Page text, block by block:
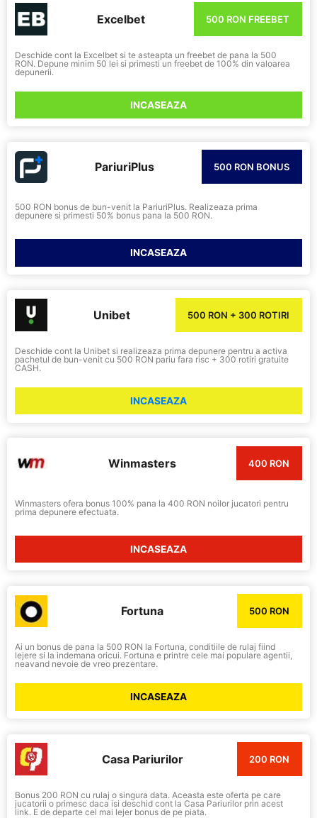
Excelbet 500 RON FREEBET
Deschide cont la Excelbet si te asteapta un freebet de pana la 500
RON. Depune minim 50 lei si primesti un freebet de 100% din valoarea
depunerii.
INCASEAZA
PariuriPlus 500 RON BONUS
500 RON bonus de bun-venit la PariuriPlus. Realizeaza prima
depunere si primesti 50% bonus pana la 500 RON.
INCASEAZA
Unibet 500 RON + 300 ROTIRI
Deschide cont la Unibet si realizeaza prima depunere pentru a activa
pachetul de bun-venit cu 500 RON pariu fara risc + 300 rotiri gratuite
CASH.
INCASEAZA
Winmasters 400 RON
Winmasters ofera bonus 100% pana la 400 RON noilor jucatori pentru
prima depunere efectuata.
INCASEAZA
Fortuna 500 RON
Ai un bonus de pana la 500 RON la Fortuna, conditiile de rulaj fiind
lejere si la indemana oricui. Fortuna e printre cele mai populare agentii,
neavand nevoie de vreo prezentare.
INCASEAZA
Casa Pariurilor 200 RON
Bonus 200 RON cu rulaj o singura data. Aceasta este oferta pe care
jucatorii o primesc daca isi deschid cont la Casa Pariurilor prin acest
link. E de departe cel mai lejer bonus de pe piata.